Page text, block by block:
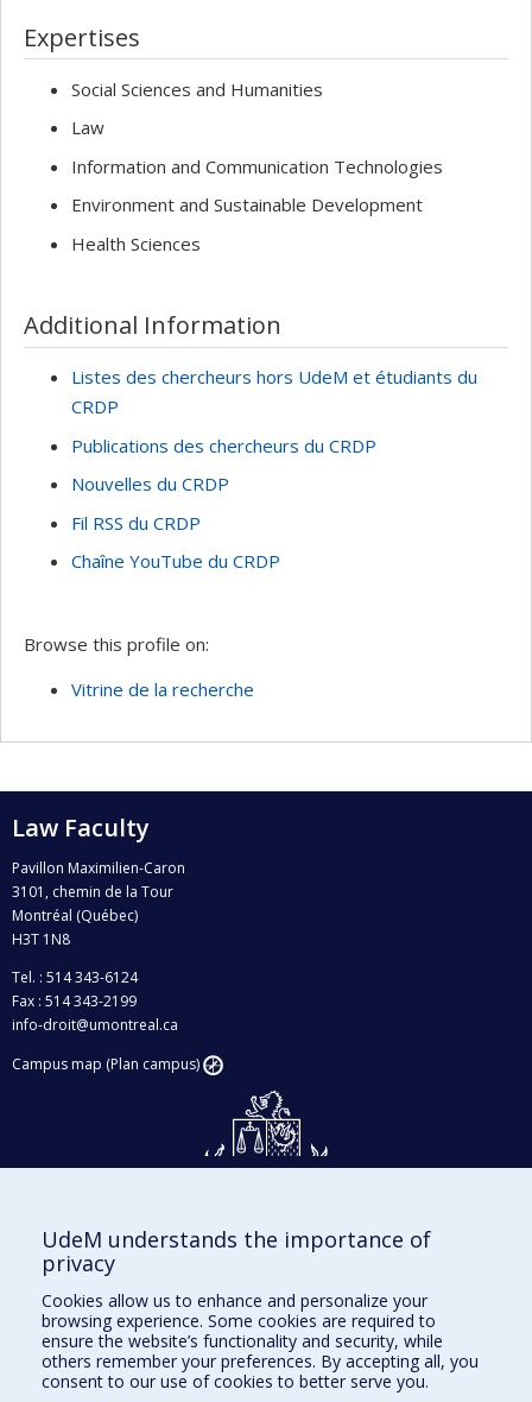
Expertises
Social Sciences and Humanities
Law
Information and Communication Technologies
Environment and Sustainable Development
Health Sciences
Additional Information
Listes des chercheurs hors UdeM et étudiants du
CRDP
Publications des chercheurs du CRDP
Nouvelles du CRDP
Fil RSS du CRDP
Chaîne YouTube du CRDP
Browse this profile on:
Vitrine de la recherche
Law Faculty
Pavillon Maximilien-Caron
3101, chemin de la Tour
Montréal (Québec)
H3T 1N8
Tel. : 514 343-6124
Fax : 514 343-2199
info-droit@umontreal.ca
Campus map (Plan campus)
Givings and philanthropy
Facebook|Twitter
LinkedIn|Instagram
UdeM understands the importance of
privacy
Cookies allow us to enhance and personalize your
browsing experience. Some cookies are required to
ensure the website’s functionality and security, while
others remember your preferences. By accepting all, you
consent to our use of cookies to better serve you.